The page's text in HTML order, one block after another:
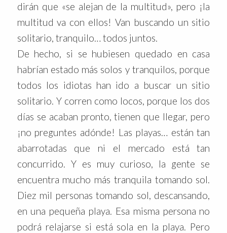
dirán que «se alejan de la multitud», pero ¡la
multitud va con ellos! Van buscando un sitio
solitario, tranquilo… todos juntos.
De hecho, si se hubiesen quedado en casa
habrían estado más solos y tranquilos, porque
todos los idiotas han ido a buscar un sitio
solitario. Y corren como locos, porque los dos
días se acaban pronto, tienen que llegar, pero
¡no preguntes adónde! Las playas… están tan
abarrotadas que ni el mercado está tan
concurrido. Y es muy curioso, la gente se
encuentra mucho más tranquila tomando sol.
Diez mil personas tomando sol, descansando,
en una pequeña playa. Esa misma persona no
podrá relajarse si está sola en la playa. Pero